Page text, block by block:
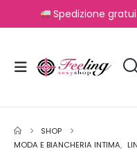
Spedizione
SHOP
MODA E BIANCHERIA INTIMA,